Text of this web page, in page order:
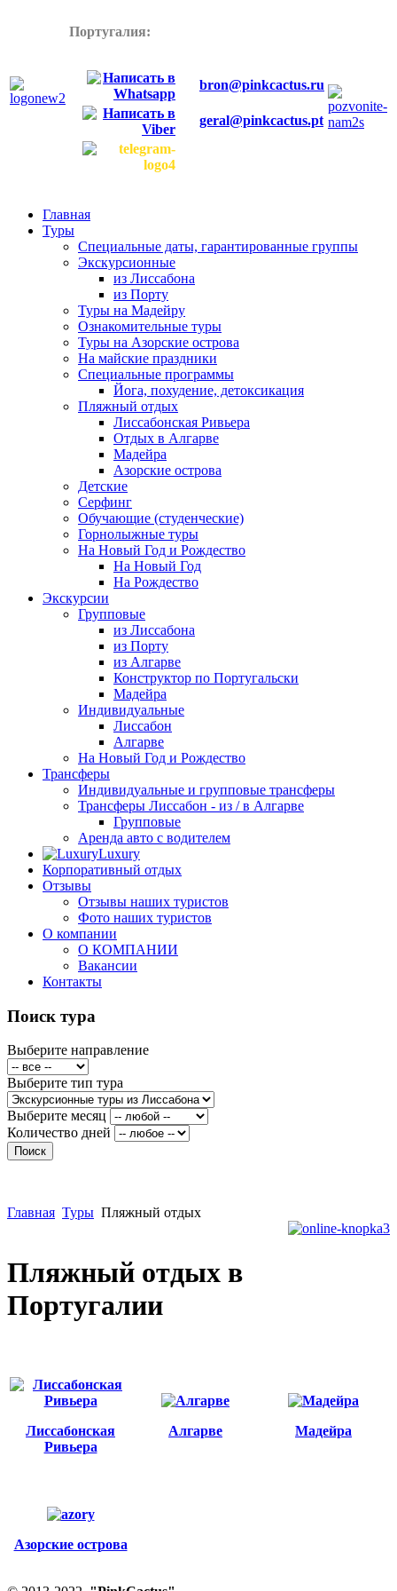
Португалия:
bron@pinkcactus.ru
geral@pinkcactus.pt
Главная
Туры
Специальные даты, гарантированные группы
Экскурсионные
из Лиссабона
из Порту
Туры на Мадейру
Ознакомительные туры
Туры на Азорские острова
На майские праздники
Специальные программы
Йога, похудение, детоксикация
Пляжный отдых
Лиссабонская Ривьера
Отдых в Алгарве
Мадейра
Азорские острова
Детские
Серфинг
Обучающие (студенческие)
Горнолыжные туры
На Новый Год и Рождество
На Новый Год
На Рождество
Экскурсии
Групповые
из Лиссабона
из Порту
из Алгарве
Конструктор по Португальски
Мадейра
Индивидуальные
Лиссабон
Алгарве
На Новый Год и Рождество
Трансферы
Индивидуальные и групповые трансферы
Трансферы Лиссабон - из / в Алгарве
Групповые
Аренда авто с водителем
Luxury
Корпоративный отдых
Отзывы
Отзывы наших туристов
Фото наших туристов
О компании
О КОМПАНИИ
Вакансии
Контакты
Поиск тура
Выберите направление
Выберите тип тура
Выберите месяц
Количество дней
Главная Туры Пляжный отдых
Пляжный отдых в
Португалии
Лиссабонская
Ривьера
Алгарве Мадейра
Азорские острова